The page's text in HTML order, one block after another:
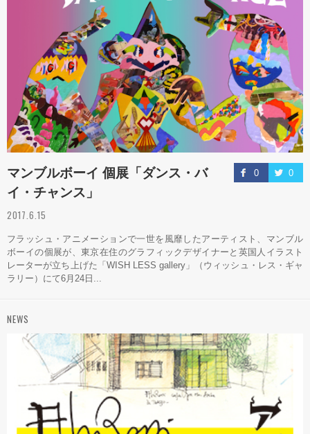
0 0
マンブルボーイ 個展「ダンス・バ
イ・チャンス」
2017.6.15
フラッシュ・アニメーションで一世を風靡したアーティスト、マンブル
ボーイの個展が、東京在住のグラフィックデザイナーと英国人イラスト
レーターが立ち上げた「WISH LESS gallery」（ウィッシュ・レス・ギャ
ラリー）にて6月24日...
NEWS